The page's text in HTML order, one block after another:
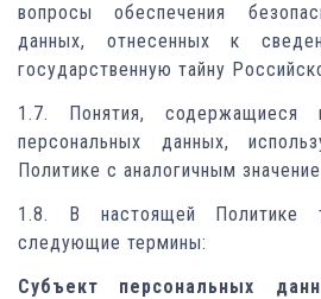
вопросы обеспечения
данных, отнесенных к
государственную тайну
1.7. Понятия,
персональных данных,
Политике с аналогичным
1.8. В настоящей Политике
следующие термины:
Субъект персональных